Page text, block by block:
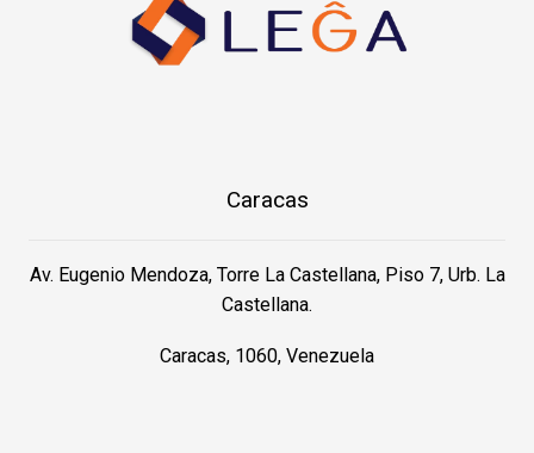
Caracas
Av. Eugenio Mendoza, Torre La Castellana, Piso 7, Urb. La
Castellana.
Caracas, 1060, Venezuela